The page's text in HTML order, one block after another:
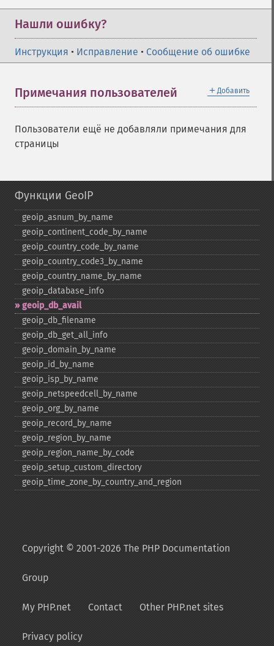
Нашли ошибку?
Инструкция • Исправление • Сообщение об ошибке
＋ Добавить
Примечания пользователей
Пользователи ещё не добавляли примечания для
страницы
Функции GeoIP
geoip_​asnum_​by_​name
geoip_​continent_​code_​by_​name
geoip_​country_​code_​by_​name
geoip_​country_​code3_​by_​name
geoip_​country_​name_​by_​name
geoip_​database_​info
geoip_​db_​avail
geoip_​db_​filename
geoip_​db_​get_​all_​info
geoip_​domain_​by_​name
geoip_​id_​by_​name
geoip_​isp_​by_​name
geoip_​netspeedcell_​by_​name
geoip_​org_​by_​name
geoip_​record_​by_​name
geoip_​region_​by_​name
geoip_​region_​name_​by_​code
geoip_​setup_​custom_​directory
geoip_​time_​zone_​by_​country_​and_​region
Copyright © 2001-2026 The PHP Documentation
Group
My PHP.net Contact Other PHP.net sites
Privacy policy